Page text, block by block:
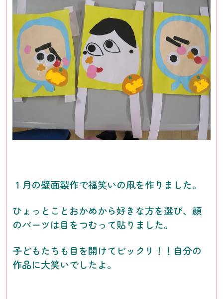
１月の壁面製作で福笑いの凧を作りました。
ひょっとことおかめから好きな方を選び、顔
のパーツは目をつむって貼りました。
子どもたちも目を開けてビックリ！！自分の
作品に大笑いでしたよ。